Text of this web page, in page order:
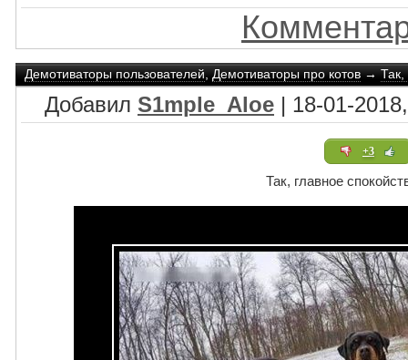
Демотиваторы пользователей,Демотиваторы про котов→Так,
Добавил S1mple_Aloe | 18-01-
+3
Так, главное